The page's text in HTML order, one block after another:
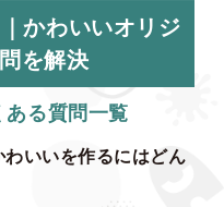
かわいいオリジ
を解決
る質問一覧
いいを作るにはどん